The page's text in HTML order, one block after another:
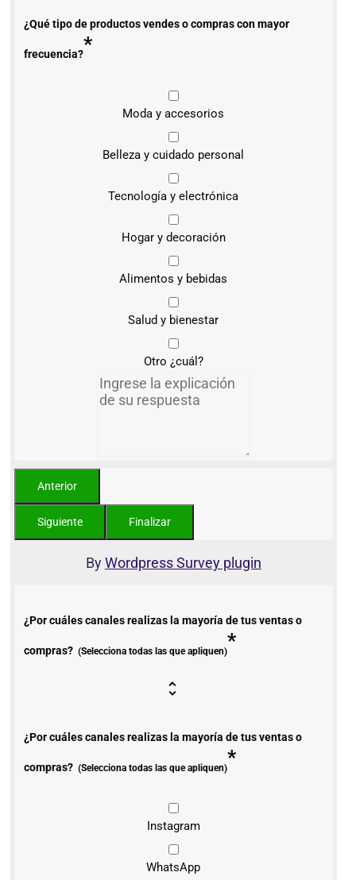
¿Qué tipo de productos vendes o compras con mayor
frecuencia?*
Moda y accesorios
Belleza y cuidado personal
Tecnología y electrónica
Hogar y decoración
Alimentos y bebidas
Salud y bienestar
Otro ¿cuál?
ByWordpress Survey plugin
¿Por cuáles canales realizas la mayoría de tus ventas o
compras? (Selecciona todas las que apliquen)*
¿Por cuáles canales realizas la mayoría de tus ventas o
compras? (Selecciona todas las que apliquen)*
Instagram
WhatsApp